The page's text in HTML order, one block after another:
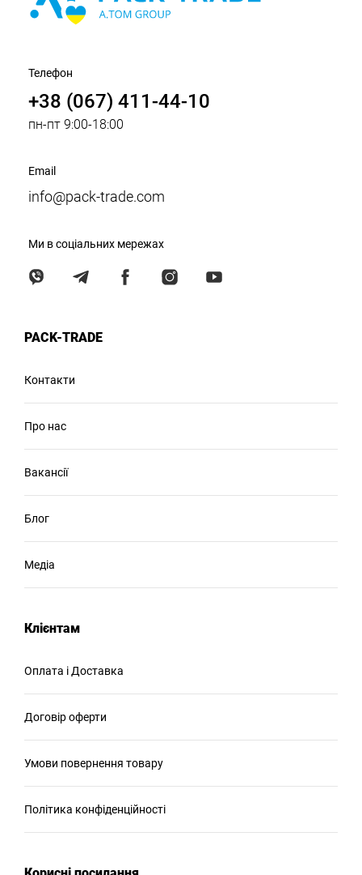
Телефон
+38 (067) 411-44-10
пн-пт 9:00-18:00
Email
info@pack-trade.com
Ми в соціальних мережах
PACK-TRADE
Контакти
Про нас
Вакансії
Блог
Медіа
Клієнтам
Оплата і Доставка
Договір оферти
Умови повернення товару
Політика конфіденційності